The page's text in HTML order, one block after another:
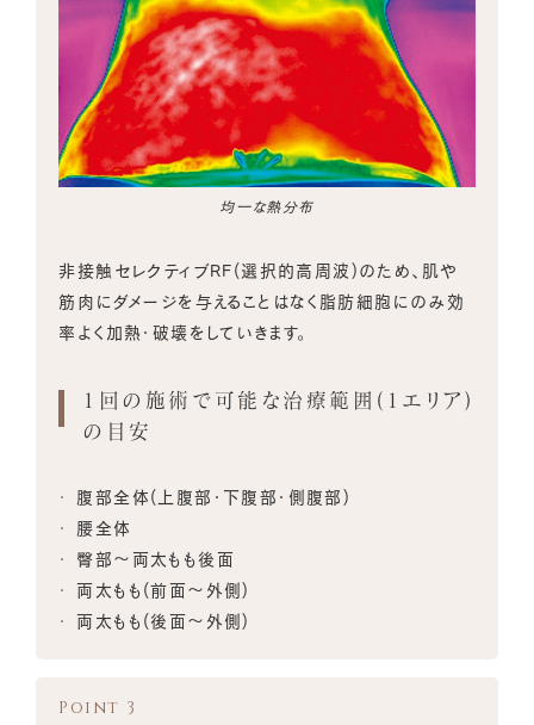
均一な熱分布
非接触セレクティブRF(選択的高周波)のため、肌や
筋肉にダメージを与えることはなく脂肪細胞にのみ効
率よく加熱・破壊をしていきます。
1回の施術で可能な治療範囲(1エリア)
の目安
腹部全体(上腹部・下腹部・側腹部)
腰全体
臀部～両太もも後面
両太もも(前面～外側)
両太もも(後面～外側)